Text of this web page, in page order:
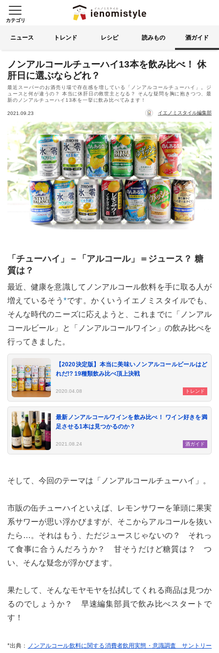
イエノミスタイル 家飲みを楽
カテゴリ
る
ニュース トレンド レシピ 読みもの 酒ガイド
ノンアルコールチューハイ13本を飲み比べ！ 休
肝日に選ぶならどれ？
最近スーパーのお酒売り場で存在感を増している「ノンアルコールチューハイ」。ジ
ュースと何が違うの？ 本当に休肝日の救世主となる？ そんな疑問を胸に抱きつつ、最
新のノンアルチューハイ13本を一挙に飲み比べてみます！
2021.09.23 イエノミスタイル編集部
「チューハイ」－「アルコール」＝ジュース？ 糖
質は？
最近、健康を意識してノンアルコール飲料を手に取る人が
増えているそう*です。かくいうイエノミスタイルでも、
そんな時代のニーズに応えようと、これまでに「ノンアル
コールビール」と「ノンアルコールワイン」の飲み比べを
行ってきました。
【2020決定版】本当に美味いノンアルコールビールはど
れだ!? 19種類飲み比べ頂上決戦
2020.04.08 トレンド
最新ノンアルコールワインを飲み比べ！ ワイン好きを満
足させる1本は見つかるのか？
2021.08.24 酒ガイド
そして、今回のテーマは「ノンアルコールチューハイ」。
市販の缶チューハイといえば、レモンサワーを筆頭に果実
系サワーが思い浮かびますが、そこからアルコールを抜い
たら…。それはもう、ただジュースじゃないの？ それっ
て食事に合うんだろうか？ 甘そうだけど糖質は？ つ
い、そんな疑念が浮かびます。
果たして、そんなモヤモヤを払拭してくれる商品は見つか
るのでしょうか？ 早速編集部員で飲み比べスタートで
す！
*出典：
ノンアルコール飲料に関する消費者飲用実態・意識調査 サントリー